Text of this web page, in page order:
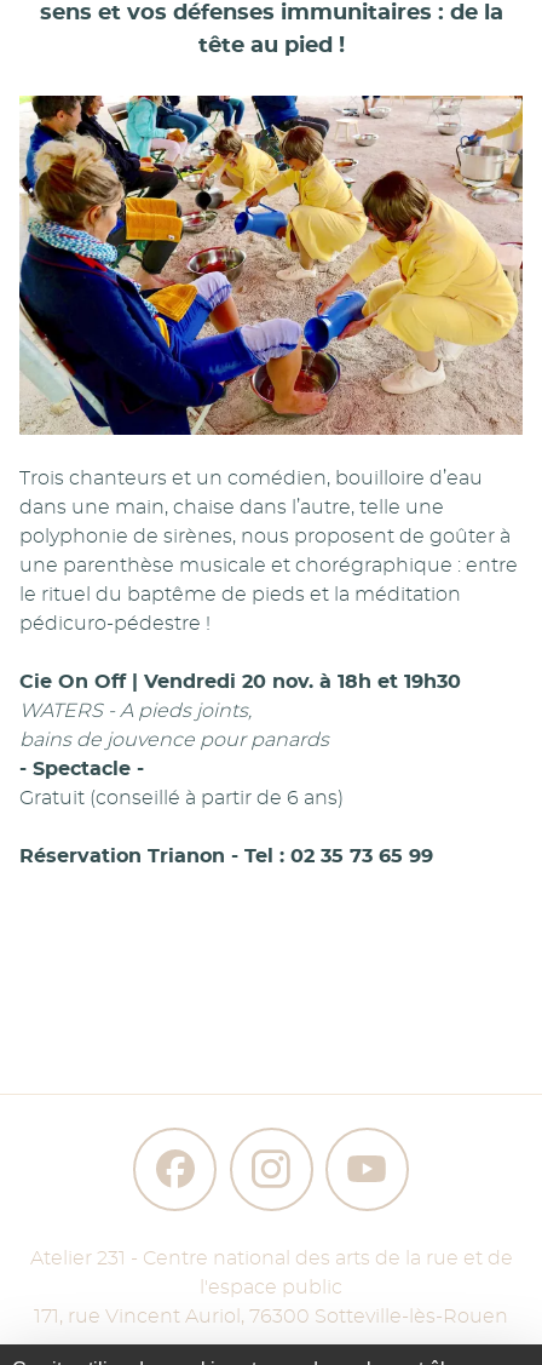
sens et vos défenses immunitaires : de la
tête au pied !
Trois chanteurs et un comédien, bouilloire d’eau
dans une main, chaise dans l’autre, telle une
polyphonie de sirènes, nous proposent de goûter à
une parenthèse musicale et chorégraphique : entre
le rituel du baptême de pieds et la méditation
pédicuro-pédestre !
Cie On Off | Vendredi 20 nov. à 18h et 19h30
WATERS - A pieds joints,
bains de jouvence pour panards
- Spectacle -
Gratuit (conseillé à partir de 6 ans)
Réservation Trianon - Tel : 02 35 73 65 99
Atelier 231 - Centre national des arts de la rue et de
l'espace public
171, rue Vincent Auriol , 76300 Sotteville-lès-Rouen